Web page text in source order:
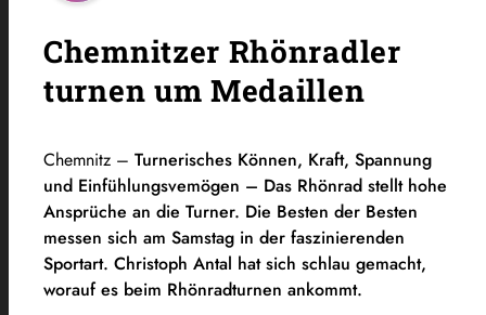
Chemnitzer Rhönradler
turnen um Medaillen
Chemnitz – Turnerisches Können, Kraft, Spannung
und Einfühlungsvemögen – Das Rhönrad stellt hohe
Ansprüche an die Turner. Die Besten der Besten
messen sich am Samstag in der faszinierenden
Sportart. Christoph Antal hat sich schlau gemacht,
worauf es beim Rhönradturnen ankommt.